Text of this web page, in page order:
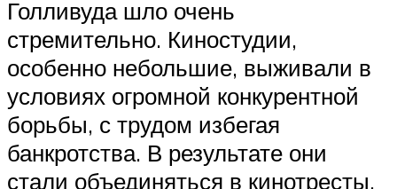
Голливуда шло очень
стремительно. Киностудии,
особенно небольшие, выживали в
условиях огромной конкурентной
борьбы, с трудом избегая
банкротства. В результате они
стали объединяться в кинотресты,